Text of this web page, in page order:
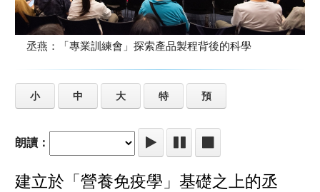
丞燕：「專業訓練會」探索產品製程背後的科學
小 中 大 特 預
朗讀：
建立於「營養免疫學」基礎之上的丞